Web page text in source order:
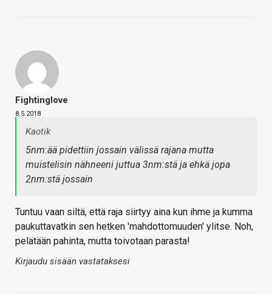
Fightinglove
8.5.2018
Kaotik
5nm:ää pidettiin jossain välissä rajana mutta
muistelisin nähneeni juttua 3nm:stä ja ehkä jopa
2nm:stä jossain
Tuntuu vaan siltä, että raja siirtyy aina kun ihme ja kumma
paukuttavatkin sen hetken 'mahdottomuuden' ylitse. Noh,
pelätään pahinta, mutta toivotaan parasta!
Kirjaudu sisään vastataksesi